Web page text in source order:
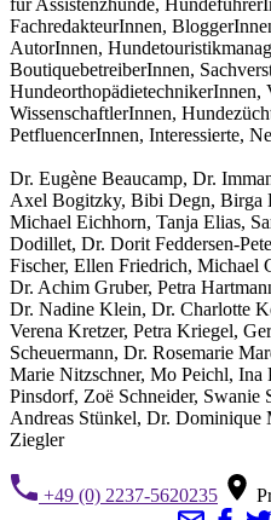
für Assistenzhunde,
FachredakteurInnen,
AutorInnen,
BoutiquebetreiberInnen,
HundeorthopädietechnikerInnen,
WissenschaftlerInnen,
PetfluencerInnen, Interessierte,
Dr. Eugène Beaucamp, Dr.
Axel Bogitzky, Bibi Degn, Birga
Michael Eichhorn, Tanja Elias,
Dodillet, Dr. Dorit Feddersen-
Fischer, Ellen Friedrich, Michael
Dr. Achim Gruber, Petra
Dr. Nadine Klein, Dr. Charlotte
Verena Kretzer, Petra Kriegel,
Scheuermann, Dr. Rosemarie
Marie Nitzschner, Mo Peichl,
Pinsdorf, Zoë Schneider, Swanie
Andreas Stünkel, Dr.
Ziegler
+49 (0) 2237-5620235